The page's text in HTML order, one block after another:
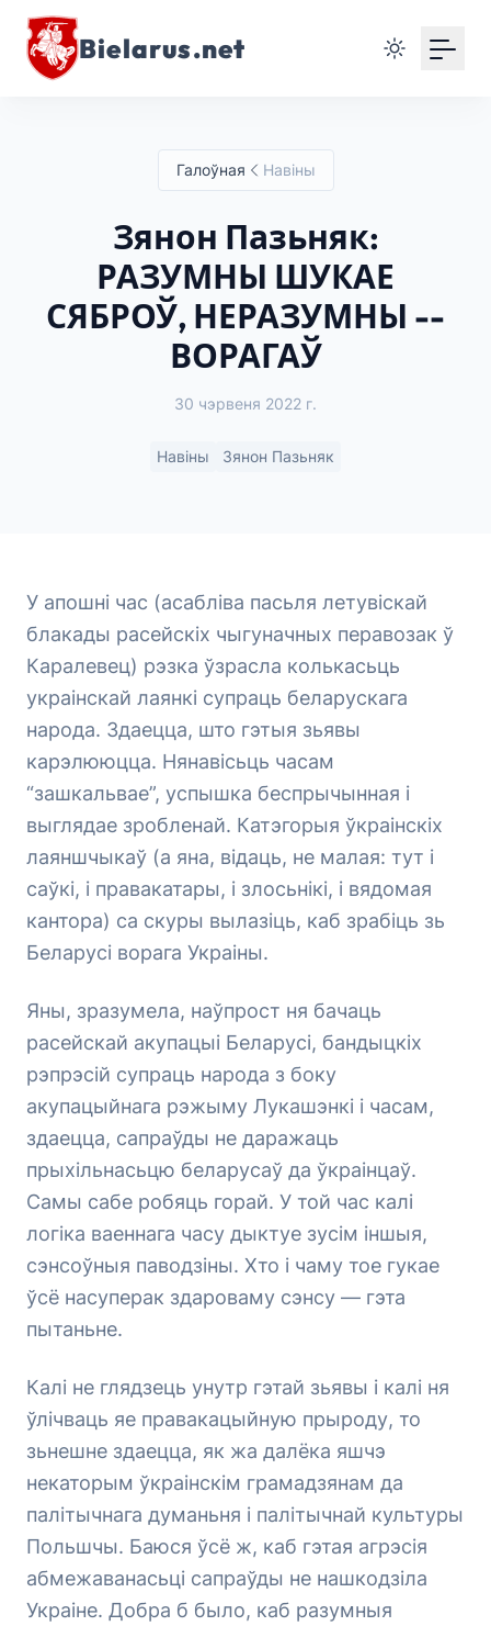
Bielarus.net
Галоўная Навіны
Зянон Пазьняк:
РАЗУМНЫ ШУКАЕ
СЯБРОЎ, НЕРАЗУМНЫ --
ВОРАГАЎ
30 чэрвеня 2022 г.
Навіны Зянон Пазьняк
У апошні час (асабліва пасьля летувіскай
блакады расейскіх чыгуначных перавозак ў
Каралевец) рэзка ўзрасла колькасьць
украінскай лаянкі супраць беларускага
народа. Здаецца, што гэтыя зьявы
карэлююцца. Нянавісьць часам
“зашкальвае”, успышка беспрычынная і
выглядае зробленай. Катэгорыя ўкраінскіх
лаяншчыкаў (а яна, відаць, не малая: тут і
саўкі, і правакатары, і злосьнікі, і вядомая
кантора) са скуры вылазіць, каб зрабіць зь
Беларусі ворага Украіны.
Яны, зразумела, наўпрост ня бачаць
расейскай акупацыі Беларусі, бандыцкіх
рэпрэсій супраць народа з боку
акупацыйнага рэжыму Лукашэнкі і часам,
здаецца, сапраўды не даражаць
прыхільнасьцю беларусаў да ўкраінцаў.
Самы сабе робяць горай. У той час калі
логіка ваеннага часу дыктуе зусім іншыя,
сэнсоўныя паводзіны. Хто і чаму тое гукае
ўсё насуперак здароваму сэнсу — гэта
пытаньне.
Калі не глядзець унутр гэтай зьявы і калі ня
ўлічваць яе правакацыйную прыроду, то
зьнешне здаецца, як жа далёка яшчэ
некаторым ўкраінскім грамадзянам да
палітычнага думаньня і палітычнай культуры
Польшчы. Баюся ўсё ж, каб гэтая агрэсія
абмежаванасьці сапраўды не нашкодзіла
Украіне. Добра б было, каб разумныя